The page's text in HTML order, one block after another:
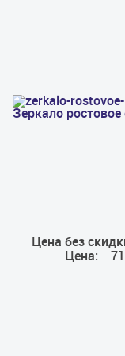
Зеркало
Цена без
Цена: